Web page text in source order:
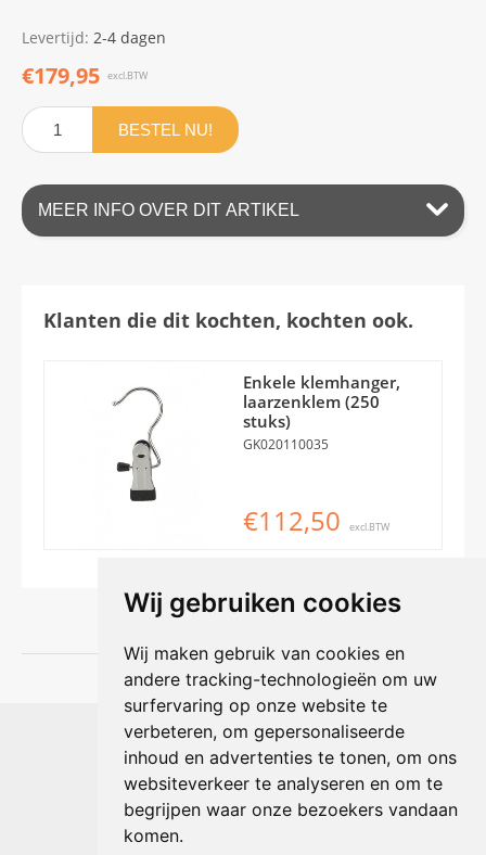
Wij gebruiken cookies
Wij maken gebruik van cookies en
andere tracking-technologieën om uw
surfervaring op onze website te
verbeteren, om gepersonaliseerde
inhoud en advertenties te tonen, om ons
websiteverkeer te analyseren en om te
begrijpen waar onze bezoekers vandaan
komen.
Levertijd: 2-4 dagen
€179,95 excl.BTW
BESTEL NU!
MEER INFO OVER DIT ARTIKEL
Klanten die dit kochten, kochten ook.
Enkele klemhanger,
laarzenklem (250
stuks)
GK020110035
€112,50 excl.BTW
Shophouse online
Max Planckstraat 4
6716 BE Ede, Nederland
Telefoon:+31(0)318 618 121
E-mail: info@shophouse.nl
Geopend: ma t/m vr 09:00-17:00 uur